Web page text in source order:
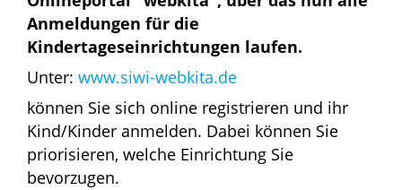
Anmeldungen für die
Kindertageseinrichtungen laufen.
Unter: www.siwi-webkita.de
können Sie sich online registrieren und ihr
Kind/Kinder anmelden. Dabei können Sie
priorisieren, welche Einrichtung Sie
bevorzugen.